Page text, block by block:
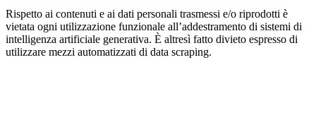
Rispetto ai contenuti e ai dati personali trasmessi e/o riprodotti è
vietata ogni utilizzazione funzionale all’addestramento di sistemi di
intelligenza artificiale generativa. È altresì fatto divieto espresso di
utilizzare mezzi automatizzati di data scraping.